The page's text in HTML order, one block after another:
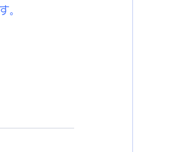
。